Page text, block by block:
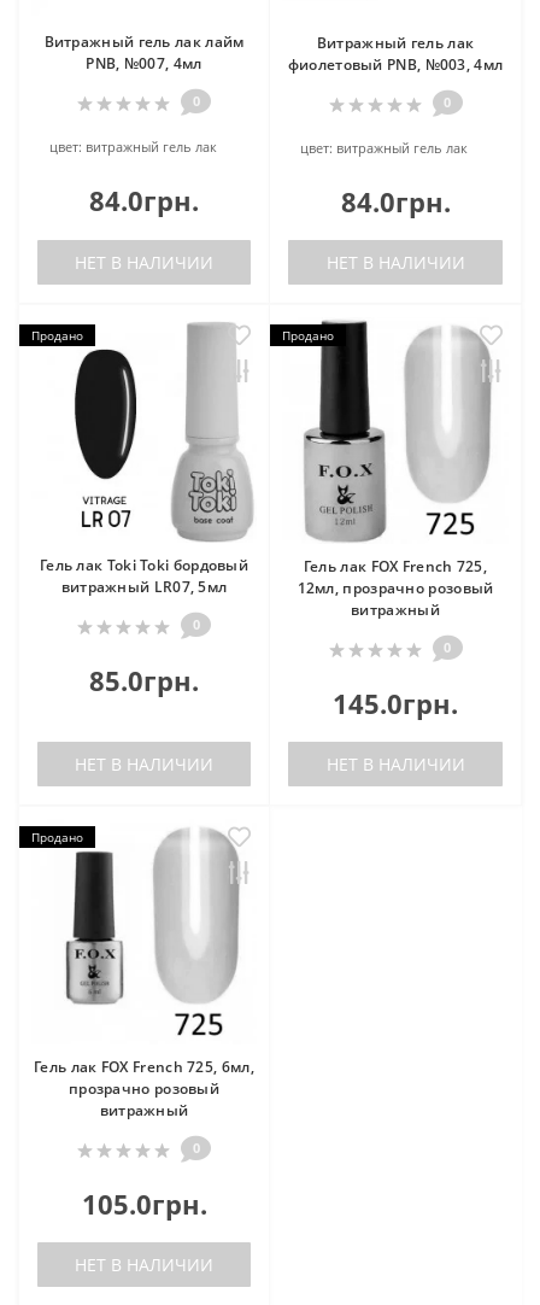
Витражный гель лак лайм
PNB, №007, 4мл
0
цвет: витражный гель лак
84.0грн.
НЕТ В НАЛИЧИИ
Витражный гель лак
фиолетовый PNB, №003, 4мл
0
цвет: витражный гель лак
84.0грн.
НЕТ В НАЛИЧИИ
Продано
Гель лак Toki Toki бордовый
витражный LR07, 5мл
0
85.0грн.
НЕТ В НАЛИЧИИ
Продано
Гель лак FOX French 725,
12мл, прозрачно розовый
витражный
0
145.0грн.
НЕТ В НАЛИЧИИ
Продано
Гель лак FOX French 725, 6мл,
прозрачно розовый
витражный
0
105.0грн.
НЕТ В НАЛИЧИИ